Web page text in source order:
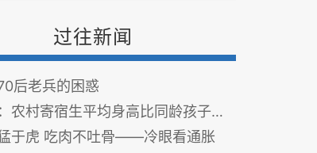
过往新闻
后老兵的困惑
村寄宿生平均身高比同龄孩子矮6～10厘米！
于虎 吃肉不吐骨——冷眼看通胀